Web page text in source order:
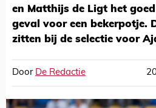
en Matthijs de Ligt het
geval voor een bekerpotje.
zitten bij de selectie voor
Door De Redactie